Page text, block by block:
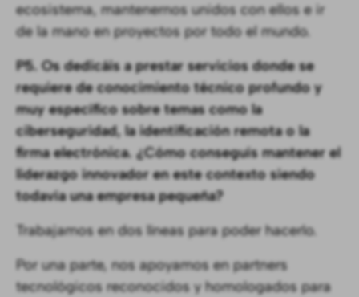
ecosistema, mantenernos unidos con ellos e ir
de la mano en proyectos por todo el mundo.
P5. Os dedicáis a prestar servicios donde se
requiere de conocimiento técnico profundo y
muy específico sobre temas como la
ciberseguridad, la identificación remota o la
firma electrónica. ¿Cómo conseguís mantener el
liderazgo innovador en este contexto siendo
todavía una empresa pequeña?
Trabajamos en dos líneas para poder hacerlo.
Por una parte, nos apoyamos en partners
tecnológicos reconocidos y homologados para